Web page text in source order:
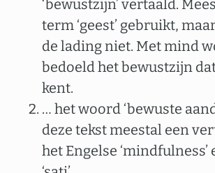
‘bewustzijn’ vertaald.
term ‘geest’ gebruikt,
de lading niet. Met mind
bedoeld het bewustzijn
kent.
… het woord ‘bewuste
deze tekst meestal een
het Engelse ‘mindfulness’